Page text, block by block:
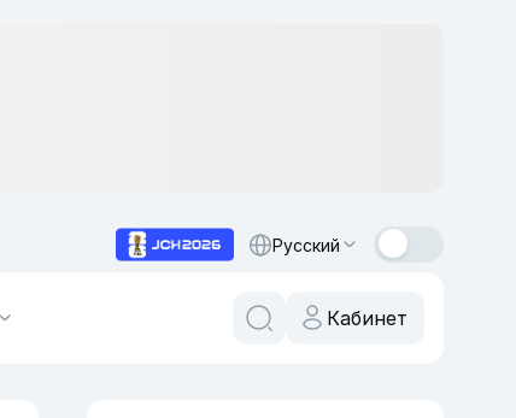
Русский
Кабинет